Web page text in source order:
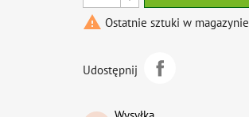
 Ostatnie sztuki w magazynie
Udostępnij